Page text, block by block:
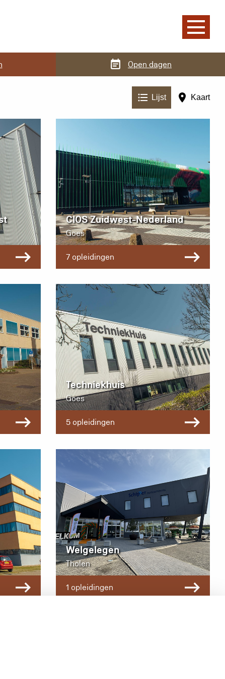
Open dagen
Lijst Kaart
CIOS Zuidwest-Nederland
Goes
7 opleidingen
Techniekhuis
Goes
5 opleidingen
Welgelegen
Tholen
1 opleidingen